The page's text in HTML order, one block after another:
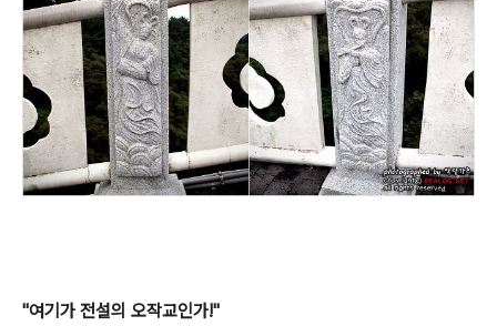
"여기가 전설의 오작교인가!"